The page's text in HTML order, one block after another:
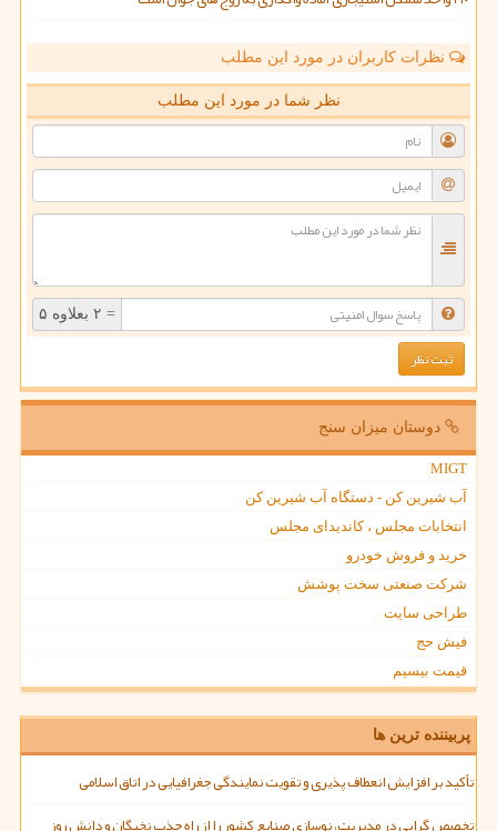
نظرات کاربران در مورد این مطلب
نظر شما در مورد این مطلب
= ۲ بعلاوه ۵
دوستان میزان سنج
MIGT
آب شیرین کن - دستگاه آب شیرین کن
انتخابات مجلس ، کاندیدای مجلس
خرید و فروش خودرو
شرکت صنعتی سخت پوشش
طراحی سایت
فیش حج
قیمت بیسیم
پربیننده ترین ها
تأکید بر افزایش انعطاف پذیری و تقویت نمایندگی جغرافیایی در اتاق اسلامی
تخصص گرایی در مدیریت، نوسازی صنایع کشور را از راه جذب نخبگان و دانش روز